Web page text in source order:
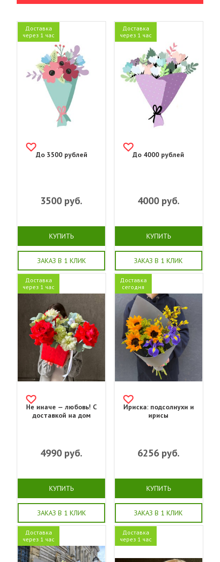
Доставка
через 1 час
До 3500 рублей
3500 руб.
КУПИТЬ
ЗАКАЗ В 1 КЛИК
Доставка
через 1 час
До 4000 рублей
4000руб.
КУПИТЬ
ЗАКАЗ В 1 КЛИК
Доставка
через 1 час
Не иначе — любовь! С
доставкой на дом
4990 руб.
КУПИТЬ
ЗАКАЗ В 1 КЛИК
Доставка
сегодня
Ириска: подсолнухи и
ирисы
6256руб.
КУПИТЬ
ЗАКАЗ В 1 КЛИК
Доставка
через 1 час
Доставка
через 1 час